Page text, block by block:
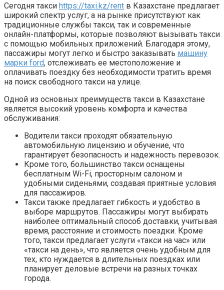
Сегодня такси https://taxi.kz/rent в Казахстане предлагает
широкий спектр услуг, а на рынке присутствуют как
традиционные службы такси, так и современные
онлайн-платформы, которые позволяют вызывать такси
с помощью мобильных приложений. Благодаря этому,
пассажиры могут легко и быстро заказывать машину
марки ford, отслеживать ее местоположение и
оплачивать поездку без необходимости тратить время
на поиск свободного такси на улице.
Одной из основных преимуществ такси в Казахстане
является высокий уровень комфорта и качества
обслуживания:
Водители такси проходят обязательную
автомобильную лицензию и обучение, что
гарантирует безопасность и надежность перевозок.
Кроме того, большинство такси оснащены
бесплатным Wi-Fi, просторным салоном и
удобными сиденьями, создавая приятные условия
для пассажиров.
Такси также предлагает гибкость и удобство в
выборе маршрутов. Пассажиры могут выбирать
наиболее оптимальный способ доставки, учитывая
время, расстояние и стоимость поездки. Кроме
того, такси предлагает услуги «такси на час» или
«такси на день», что является очень удобным для
тех, кто нуждается в длительных поездках или
планирует деловые встречи на разных точках
города.